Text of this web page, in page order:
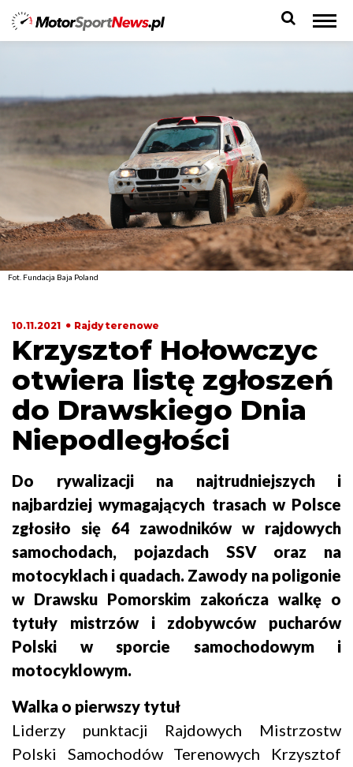
Fot. Fundacja Baja Poland
10.11.2021 Rajdy terenowe
Krzysztof Hołowczyc
otwiera listę zgłoszeń
do Drawskiego Dnia
Niepodległości
Do rywalizacji na najtrudniejszych i
najbardziej wymagających trasach w Polsce
zgłosiło się 64 zawodników w rajdowych
samochodach, pojazdach SSV oraz na
motocyklach i quadach. Zawody na poligonie
w Drawsku Pomorskim zakończa walkę o
tytuły mistrzów i zdobywców pucharów
Polski w sporcie samochodowym i
motocyklowym.
Walka o pierwszy tytuł
Liderzy punktacji Rajdowych Mistrzostw
Polski Samochodów Terenowych Krzysztof